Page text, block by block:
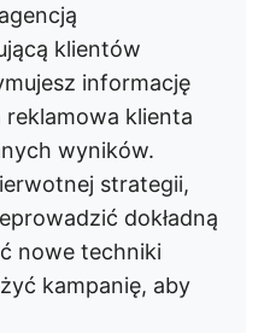
klientów
informację
klienta
wyników.
strategii,
dokładną
nowe techniki
kampanię, aby